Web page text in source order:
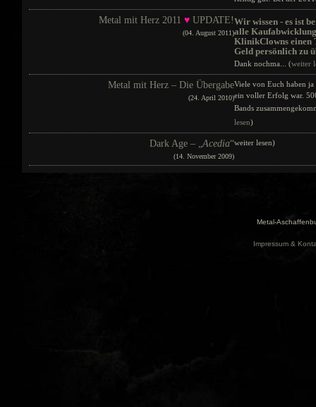
Metal mit Herz 2011♥ UPDATE!
(04. August 2011)
Wir wissen - es ist
alle
KlinikClowns einen
Geld persönlich zu
Dank nochma... (weiter
Metal mit Herz – Die Übergabe
(24. April 2010)
Viele von Euch haben ja
ein voller Erfolg war.
Bands
lesen)
Dark Age – „Acedia“
(14. November 2009)
weiter lesen)
Metal-
Impressum &